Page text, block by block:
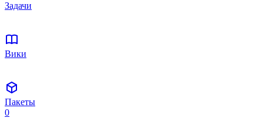
Задачи
Вики
Пакеты
0